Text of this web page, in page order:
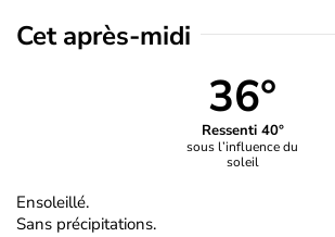
Cet après-midi
36°
Ressenti 40°
sous l’influence du
soleil
Ensoleillé.
Sans précipitations.